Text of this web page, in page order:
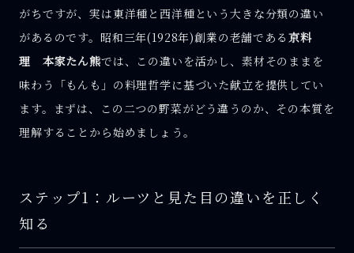
がちですが、実は東洋種と西洋種という大きな分類の違い
があるのです。昭和三年(1928年)創業の老舗である 京料
理 本家たん熊では、この違いを活かし、素材そのままを
味わう「もんも」の料理哲学に基づいた献立を提供してい
ます。まずは、この二つの野菜がどう違うのか、その本質を
理解することから始めましょう。
ステップ1：ルーツと見た目の違いを正しく
知る